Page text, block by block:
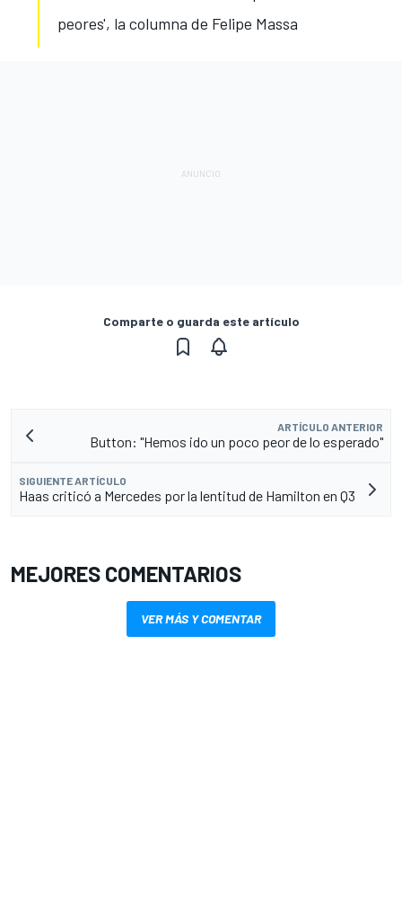
peores', la columna de Felipe Massa
Comparte o guarda este artículo
ARTÍCULO ANTERIOR
Button: "Hemos ido un poco peor de lo esperado"
SIGUIENTE ARTÍCULO
Haas criticó a Mercedes por la lentitud de Hamilton en Q3
MEJORES COMENTARIOS
VER MÁS Y COMENTAR